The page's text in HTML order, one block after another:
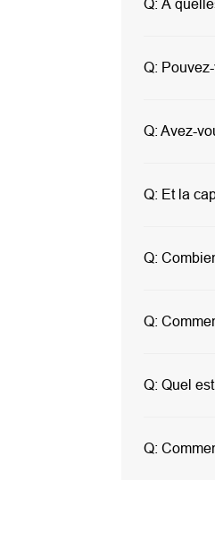
Q: À
Q:
Q: Avez-
Q: Et la
Q:
Q:
Q: Quel
Q: